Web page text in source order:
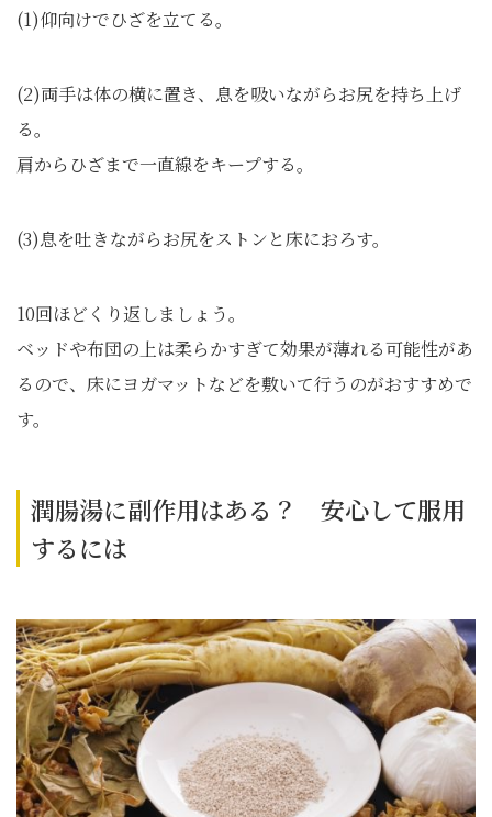
(1)仰向けでひざを立てる。
(2)両手は体の横に置き、息を吸いながらお尻を持ち上げ
る。
肩からひざまで一直線をキープする。
(3)息を吐きながらお尻をストンと床におろす。
10回ほどくり返しましょう。
ベッドや布団の上は柔らかすぎて効果が薄れる可能性があ
るので、床にヨガマットなどを敷いて行うのがおすすめで
す。
潤腸湯に副作用はある？ 安心して服用
するには